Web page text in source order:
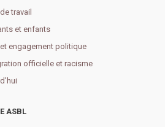
travail
et enfants
engagement politique
officielle et racisme
ASBL